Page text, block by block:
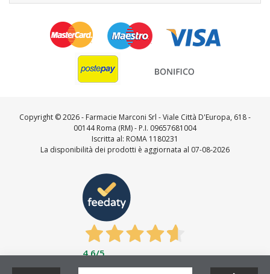
Copyright ©2026 - Farmacie Marconi Srl - Viale Città D'Europa, 618 -
00144 Roma (RM) - P.I. 09657681004
Iscritta al: ROMA 1180231
La disponibilità dei prodotti è aggiornata al 07-08-2026
4,6/5
Feedaty4.7/5-23716feedbacks